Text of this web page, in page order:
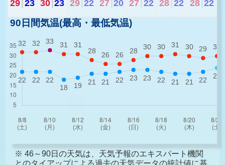
29 23 30 23 29 22 27 20 27 22 28 22 28 22
90日間気温(最高・最低気温)
※ 46～90日の天気は、天気予報のエキスパート機関